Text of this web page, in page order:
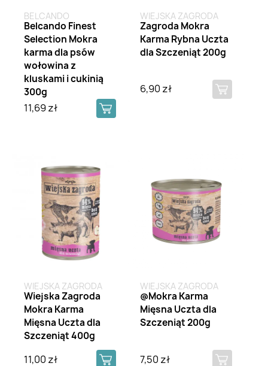
BELCANDO
Belcando Finest
Selection Mokra
karma dla psów
wołowina z
kluskami i cukinią
300g
11,69 zł
WIEJSKA ZAGRODA
Zagroda Mokra
Karma Rybna Uczta
dla Szczeniąt 200g
6,90 zł
WIEJSKA ZAGRODA
Wiejska Zagroda
Mokra Karma
Mięsna Uczta dla
Szczeniąt 400g
11,00 zł
WIEJSKA ZAGRODA
@Mokra Karma
Mięsna Uczta dla
Szczeniąt 200g
7,50 zł